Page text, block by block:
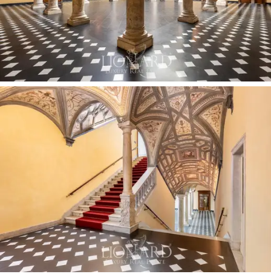
La propriété comprend trois actifs prestigieux
supplémentaires, pouvant être intégrés dans le
périmètre de la négociation en fonction des besoins.
Au rez-de-chaussée, un magasin indépendant d’environ
79 m²doté de larges vitrines donne directement sur la
rue commerçante. Au premier étage, un restaurant
raffiné d’environ388 m²,doté de salles voûtées et de
cuisines professionnelles équipées, actuellement loué à
une enseigne de haute gastronomie. Enfin, aux étages
supérieurs, un appartement en duplex intimiste de
: une résidence privée dotée d’un salon aux sols en
losanges d’ardoise et de marbre blanc de Carrare, d’une
cuisine en graniglia d’origine, detrois chambresaux
parquets en teck, dedeux salles de bainset d’une
terrasse de24 m²offrant une vue sur la silhouette
historique de la ville.